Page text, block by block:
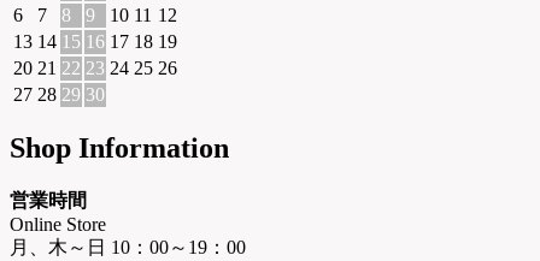
6
7 8 9 10 11 12
13 14 15 16 17 18 19
20 21 22 23 24 25 26
27 28 29 30
Shop Information
営業時間
Online Store
月、木～日 10：00～19：00